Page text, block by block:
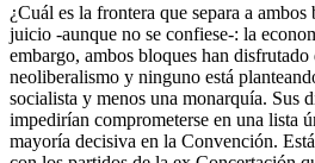
¿Cuál es la frontera que separa a
juicio -aunque no se confiese-: la
embargo, ambos bloques han disfrutado
neoliberalismo y ninguno está
socialista y menos una monarquía. Sus
impedirían comprometerse en una lista
mayoría decisiva en la Convención.